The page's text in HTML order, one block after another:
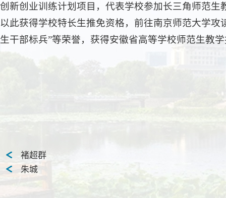
创新创业训练计划项目，代表学校参加长三角师范
以此获得学校特长生推免资格，前往南京师范大学
生干部标兵”等荣誉，获得安徽省高等学校师范生教
褚超群
朱城